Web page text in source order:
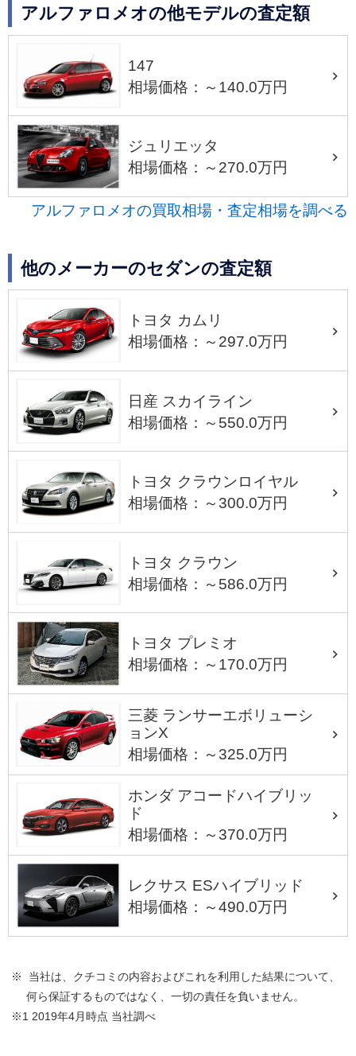
アルファロメオの他モデルの査定額
147
相場価格：～140.0万円
ジュリエッタ
相場価格：～270.0万円
アルファロメオの買取相場・査定相場を調べる
他のメーカーのセダンの査定額
トヨタ カムリ
相場価格：～297.0万円
日産 スカイライン
相場価格：～550.0万円
トヨタ クラウンロイヤル
相場価格：～300.0万円
トヨタ クラウン
相場価格：～586.0万円
トヨタ プレミオ
相場価格：～170.0万円
三菱 ランサーエボリューシ
ョンX
相場価格：～325.0万円
ホンダ アコードハイブリッ
ド
相場価格：～370.0万円
レクサス ESハイブリッド
相場価格：～490.0万円
※ 当社は、クチコミの内容およびこれを利用した結果について、
何ら保証するものではなく、一切の責任を負いません。
※1 2019年4月時点 当社調べ